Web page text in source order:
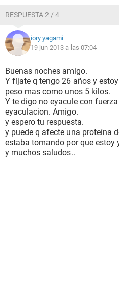
RESPUESTA 2 / 4
iory yagami
19 jun 2013 a las 07:04
Buenas noches amigo.
Y fíjate q tengo 26 años y
peso mas como unos 5 kilos.
Y te digo no eyacule con
eyaculacion. Amigo.
y espero tu respuesta.
y puede q afecte una proteína
estaba tomando por que estoy
y muchos saludos..